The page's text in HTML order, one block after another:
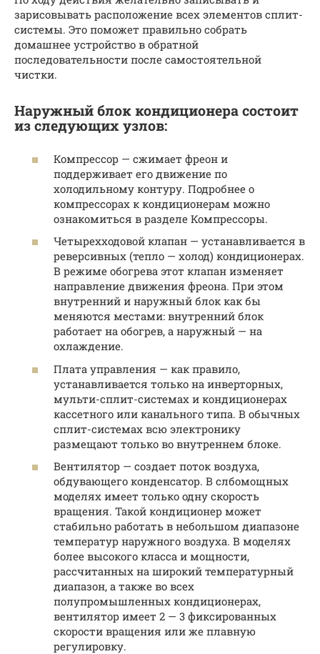
зарисовывать расположение всех элементов сплит-
системы. Это поможет правильно собрать
домашнее устройство в обратной
последовательности после самостоятельной
чистки.
Наружный блок кондиционера состоит
из следующих узлов:
Компрессор — сжимает фреон и
поддерживает его движение по
холодильному контуру. Подробнее о
компрессорах к кондиционерам можно
ознакомиться в разделе Компрессоры.
Четырехходовой клапан — устанавливается в
реверсивных (тепло — холод) кондиционерах.
В режиме обогрева этот клапан изменяет
направление движения фреона. При этом
внутренний и наружный блок как бы
меняются местами: внутренний блок
работает на обогрев, а наружный — на
охлаждение.
Плата управления — как правило,
устанавливается только на инверторных,
мульти-сплит-системах и кондиционерах
кассетного или канального типа. В обычных
сплит-системах всю электронику
размещают только во внутреннем блоке.
Вентилятор — создает поток воздуха,
обдувающего конденсатор. В слбомощных
моделях имеет только одну скорость
вращения. Такой кондиционер может
стабильно работать в небольшом диапазоне
температур наружного воздуха. В моделях
более высокого класса и мощности,
рассчитанных на широкий температурный
диапазон, а также во всех
полупромышленных кондиционерах,
вентилятор имеет 2 — 3 фиксированных
скорости вращения или же плавную
регулировку.